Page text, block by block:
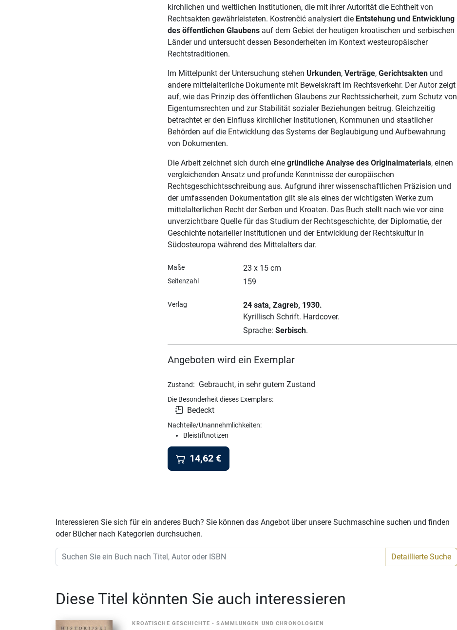
kirchlichen und weltlichen Institutionen, die mit ihrer Autorität die Echtheit von
Rechtsakten gewährleisteten. Kostrenčić analysiert die Entstehung und Entwicklung
des öffentlichen Glaubens auf dem Gebiet der heutigen kroatischen und serbischen
Länder und untersucht dessen Besonderheiten im Kontext westeuropäischer
Rechtstraditionen.
Im Mittelpunkt der Untersuchung stehen Urkunden,Verträge,Gerichtsakten und
andere mittelalterliche Dokumente mit Beweiskraft im Rechtsverkehr. Der Autor zeigt
auf, wie das Prinzip des öffentlichen Glaubens zur Rechtssicherheit, zum Schutz von
Eigentumsrechten und zur Stabilität sozialer Beziehungen beitrug. Gleichzeitig
betrachtet er den Einfluss kirchlicher Institutionen, Kommunen und staatlicher
Behörden auf die Entwicklung des Systems der Beglaubigung und Aufbewahrung
von Dokumenten.
Die Arbeit zeichnet sich durch einegründliche Analyse des Originalmaterials, einen
vergleichenden Ansatz und profunde Kenntnisse der europäischen
Rechtsgeschichtsschreibung aus. Aufgrund ihrer wissenschaftlichen Präzision und
der umfassenden Dokumentation gilt sie als eines der wichtigsten Werke zum
mittelalterlichen Recht der Serben und Kroaten. Das Buch stellt nach wie vor eine
unverzichtbare Quelle für das Studium der Rechtsgeschichte, der Diplomatie, der
Geschichte notarieller Institutionen und der Entwicklung der Rechtskultur in
Südosteuropa während des Mittelalters dar.
Maße 23 x 15 cm
Seitenzahl 159
Verlag 24 sata, Zagreb, 1930.
Kyrillisch Schrift. Hardcover.
Sprache: Serbisch.
Angeboten wird ein Exemplar
Zustand: Gebraucht, in sehr gutem Zustand
Die Besonderheit dieses Exemplars:
Bedeckt
Nachteile/Unannehmlichkeiten:
Bleistiftnotizen
14,62 €
Interessieren Sie sich für ein anderes Buch? Sie können das Angebot über unsere Suchmaschine suchen und finden
oder Bücher nach Kategorien durchsuchen.
Detaillierte Suche
Diese Titel könnten Sie auch interessieren
KROATISCHE GESCHICHTE •SAMMLUNGEN UND CHRONOLOGIEN